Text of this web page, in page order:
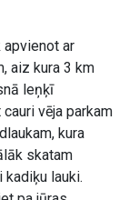
apvienot ar
aiz kura 3 km
leņķī
vēja parkam
kura
skatam
kadiķu lauki.